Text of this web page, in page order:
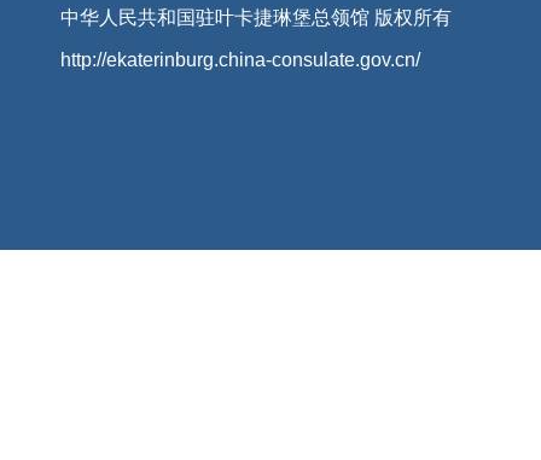
中华人民共和国驻叶卡捷琳堡总领馆 版权所有
http://ekaterinburg.china-consulate.gov.cn/